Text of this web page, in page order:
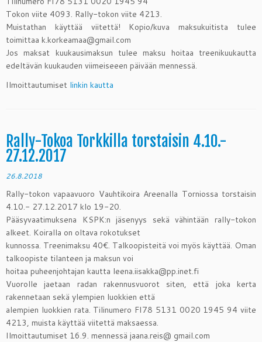
Tokon viite 4093. Rally-tokon viite 4213.
Muistathan käyttää viitettä! Kopio/kuva maksukuitista tulee
toimittaa k.korkeamaa@gmail.com
Jos maksat kuukausimaksun tulee maksu hoitaa treenikuukautta
edeltävän kuukauden viimeiseeen päivään mennessä.
Ilmoittautumiset linkin kautta
Rally-Tokoa Torkkilla torstaisin 4.10.-
27.12.2017
26.8.2018
Rally-tokon vapaavuoro Vauhtikoira Areenalla Torniossa torstaisin
4.10.- 27.12.2017 klo 19-20.
Pääsyvaatimuksena KSPK:n jäsenyys sekä vähintään rally-tokon
alkeet. Koiralla on oltava rokotukset
kunnossa. Treenimaksu 40€. Talkoopisteitä voi myös käyttää. Oman
talkoopiste tilanteen ja maksun voi
hoitaa puheenjohtajan kautta leena.iisakka@pp.inet.fi
Vuorolle jaetaan radan rakennusvuorot siten, että joka kerta
rakennetaan sekä ylempien luokkien että
alempien luokkien rata. Tilinumero FI78 5131 0020 1945 94 viite
4213, muista käyttää viitettä maksaessa.
Ilmoittautumiset 16.9. mennessä jaana.reis@ gmail.com